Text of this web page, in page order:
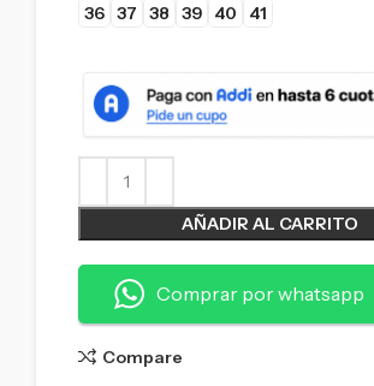
36 37 38 39 40 41
AÑADIR AL CARRITO
Comprar por whatsapp
Compare